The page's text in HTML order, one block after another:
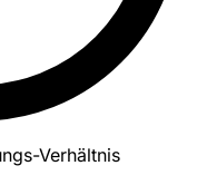
Verhältnis